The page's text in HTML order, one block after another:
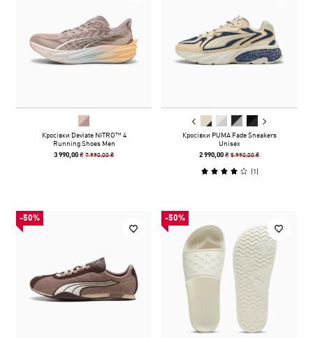
Кросівки Deviate NITRO™ 4
Running Shoes Men
3 990,00 ₴7 990,00 ₴
Кросівки PUMA Fade Sneakers
Unisex
2 990,00 ₴5 990,00 ₴
(1)
-50% -50%